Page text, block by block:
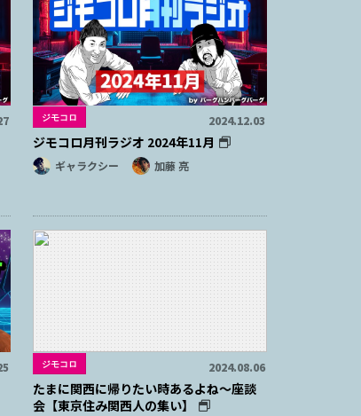
ジモコロ 2024.12.03
ジモコロ月刊ラジオ 2024年11月
ギャラクシー 加藤 亮
ジモコロ 2024.08.06
たまに関西に帰りたい時あるよね～座談
会【東京住み関西人の集い】